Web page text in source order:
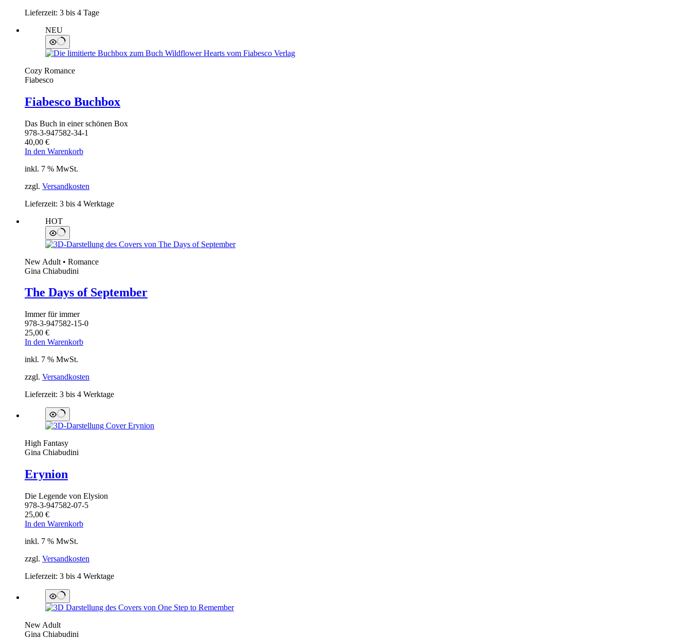
Lieferzeit: 3 bis 4 Tage
NEU
Cozy Romance
Fiabesco
Fiabesco Buchbox
Das Buch in einer schönen Box
978-3-947582-34-1
40,00 €
In den Warenkorb
inkl. 7 % MwSt.
zzgl. Versandkosten
Lieferzeit: 3 bis 4 Werktage
HOT
New Adult • Romance
Gina Chiabudini
The Days of September
Immer für immer
978-3-947582-15-0
25,00 €
In den Warenkorb
inkl. 7 % MwSt.
zzgl. Versandkosten
Lieferzeit: 3 bis 4 Werktage
High Fantasy
Gina Chiabudini
Erynion
Die Legende von Elysion
978-3-947582-07-5
25,00 €
In den Warenkorb
inkl. 7 % MwSt.
zzgl. Versandkosten
Lieferzeit: 3 bis 4 Werktage
New Adult
Gina Chiabudini